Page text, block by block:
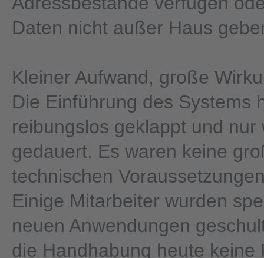
Daten nicht außer Haus
Kleiner Aufwand, große
Die Einführung des Systems
reibungslos geklappt und nur
gedauert. Es waren keine
technischen
Einige Mitarbeiter wurden
neuen Anwendungen
die Handhabung heute keine